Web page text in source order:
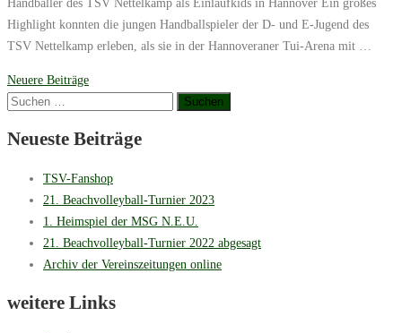
Highlight konnten die jungen Handballspieler der D- und E-Jugend des
TSV Nettelkamp erleben, als sie in der Hannoveraner Tui-Arena mit …
Beitragsnavigation
Neuere Beiträge
Suchen
Neueste Beiträge
TSV-Fanshop
21. Beachvolleyball-Turnier 2023
1. Heimspiel der MSG N.E.U.
21. Beachvolleyball-Turnier 2022 abgesagt
Archiv der Vereinszeitungen online
weitere Links